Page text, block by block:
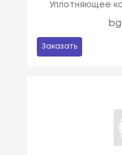
Уплотняющее
Заказать